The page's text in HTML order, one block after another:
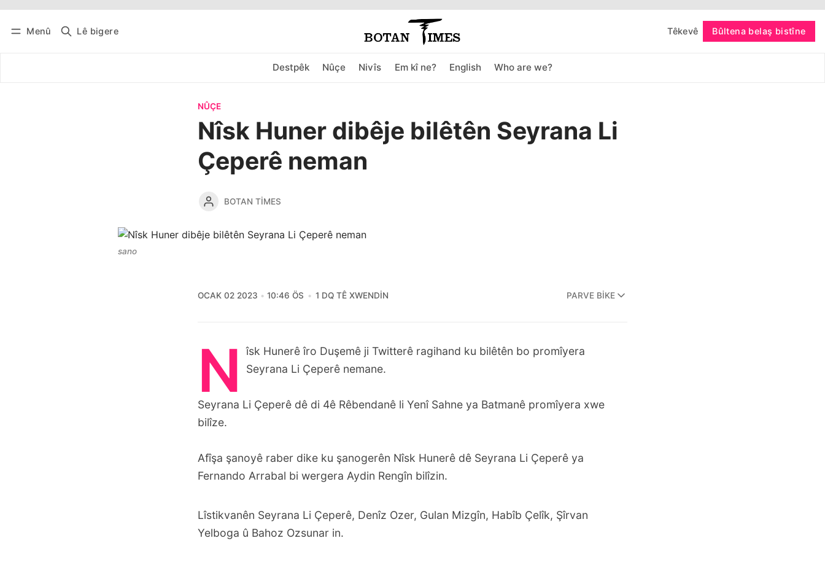
Menû Lê bigere Têkevê Bûltena belaş bistîne
Destpêk Nûçe Nivîs Em kî ne? English Who are we?
Têkevê Bûltena belaş bistîne bişopîne
NÛÇE
Nîsk Huner dibêje bilêtên Seyrana Li
Çeperê neman
BOTAN TIMES
sano
OCAK 02 2023 10:46 ÖS 1 DQ TÊ XWENDIN PARVE BIKE
N
îsk Hunerê îro Duşemê ji Twitterê ragihand ku bilêtên bo promîyera
Seyrana Li Çeperê nemane.
Seyrana Li Çeperê dê di 4ê Rêbendanê li Yenî Sahne ya Batmanê promîyera xwe
bilîze.
Afîşa şanoyê raber dike ku şanogerên Nîsk Hunerê dê Seyrana Li Çeperê ya
Fernando Arrabal bi wergera Aydin Rengîn bilîzin.
Lîstikvanên Seyrana Li Çeperê, Denîz Ozer, Gulan Mizgîn, Habîb Çelîk, Şîrvan
Yelboga û Bahoz Ozsunar in.